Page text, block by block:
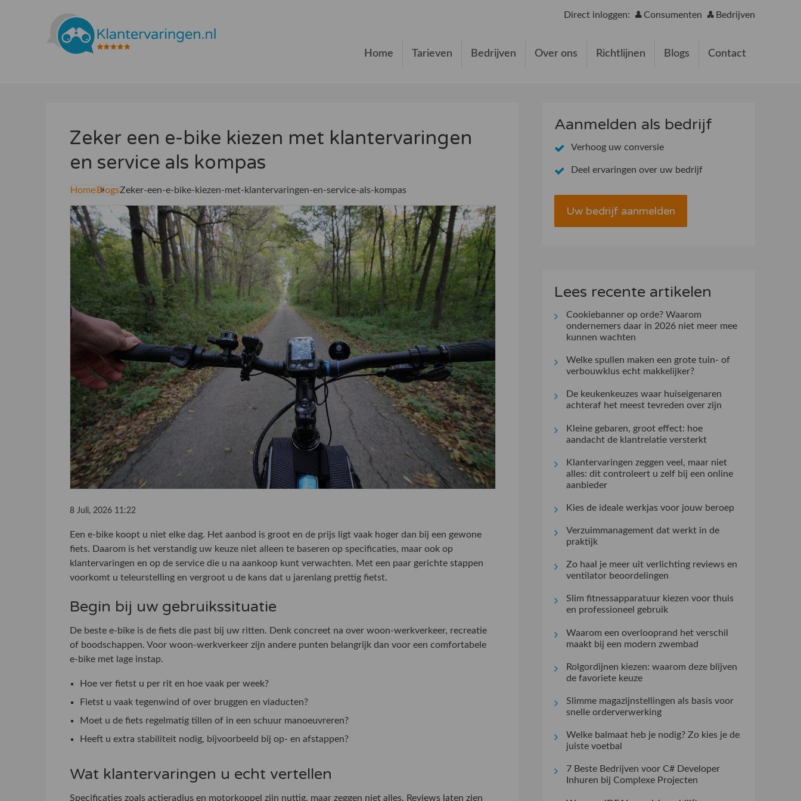
Direct inloggen: Consumenten Bedrijven
Home Tarieven Bedrijven Over ons Richtlijnen Blogs Contact
Zeker een e-bike kiezen met klantervaringen
en service als kompas
Home BlogsZeker-een-e-bike-kiezen-met-klantervaringen-en-service-als-kompas
8 Juli, 2026 11:22
Een e-bike koopt u niet elke dag. Het aanbod is groot en de prijs ligt vaak hoger dan bij een gewone
fiets. Daarom is het verstandig uw keuze niet alleen te baseren op specificaties, maar ook op
klantervaringen en op de service die u na aankoop kunt verwachten. Met een paar gerichte stappen
voorkomt u teleurstelling en vergroot u de kans dat u jarenlang prettig fietst.
Begin bij uw gebruikssituatie
De beste e-bike is de fiets die past bij uw ritten. Denk concreet na over woon-werkverkeer, recreatie
of boodschappen. Voor woon-werkverkeer zijn andere punten belangrijk dan voor een comfortabele
e-bike met lage instap.
Hoe ver fietst u per rit en hoe vaak per week?
Fietst u vaak tegenwind of over bruggen en viaducten?
Moet u de fiets regelmatig tillen of in een schuur manoeuvreren?
Heeft u extra stabiliteit nodig, bijvoorbeeld bij op- en afstappen?
Wat klantervaringen u echt vertellen
Specificaties zoals actieradius en motorkoppel zijn nuttig, maar zeggen niet alles. Reviews laten zien
Aanmelden als bedrijf
Verhoog uw conversie
Deel ervaringen over uw bedrijf
Uw bedrijf aanmelden
Lees recente artikelen
Cookiebanner op orde? Waarom
ondernemers daar in 2026 niet meer mee
kunnen wachten
Welke spullen maken een grote tuin- of
verbouwklus echt makkelijker?
De keukenkeuzes waar huiseigenaren
achteraf het meest tevreden over zijn
Kleine gebaren, groot effect: hoe
aandacht de klantrelatie versterkt
Klantervaringen zeggen veel, maar niet
alles: dit controleert u zelf bij een online
aanbieder
Kies de ideale werkjas voor jouw beroep
Verzuimmanagement dat werkt in de
praktijk
Zo haal je meer uit verlichting reviews en
ventilator beoordelingen
Slim fitnessapparatuur kiezen voor thuis
en professioneel gebruik
Waarom een overlooprand het verschil
maakt bij een modern zwembad
Rolgordijnen kiezen: waarom deze blijven
de favoriete keuze
Slimme magazijnstellingen als basis voor
snelle orderverwerking
Welke balmaat heb je nodig? Zo kies je de
juiste voetbal
7 Beste Bedrijven voor C# Developer
Inhuren bij Complexe Projecten